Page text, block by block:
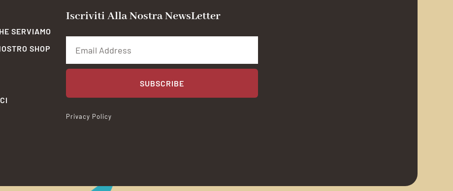
SERVIAMO
SHOP
Iscriviti Alla Nostra NewsLetter
SUBSCRIBE
Privacy Policy